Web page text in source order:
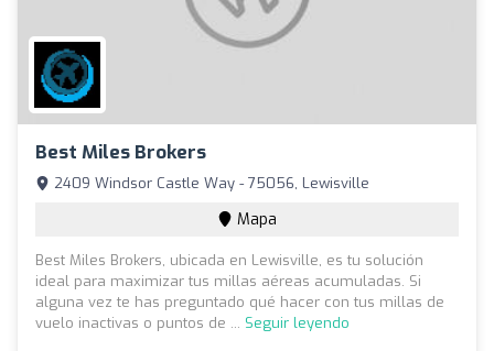
Best Miles Brokers
2409 Windsor Castle Way - 75056, Lewisville
Mapa
Best Miles Brokers, ubicada en Lewisville, es tu solución
ideal para maximizar tus millas aéreas acumuladas. Si
alguna vez te has preguntado qué hacer con tus millas de
vuelo inactivas o puntos de ... Seguir leyendo